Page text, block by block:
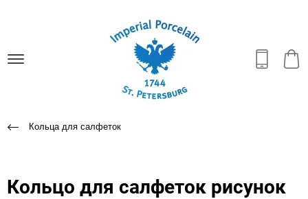
Кольца для салфеток
Кольцо для салфеток рисунок